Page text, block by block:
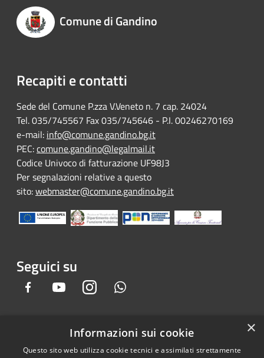
Comune di Gandino
Recapiti e contatti
Sede del Comune P.zza V.Veneto n. 7 cap. 24024
Tel. 035/745567 Fax 035/745646 - P.I. 00246270169
e-mail: info@comune.gandino.bg.it
PEC:comune.gandino@legalmail.it
Codice Univoco di fatturazione UF98J3
Per segnalazioni relative a questo
sito:webmaster@comune.gandino.bg.it
Seguici su
Facebook YoutubeInstagram
×
Informazioni sui cookie
Questo sito web utilizza cookie tecnici e assimilati strettamente